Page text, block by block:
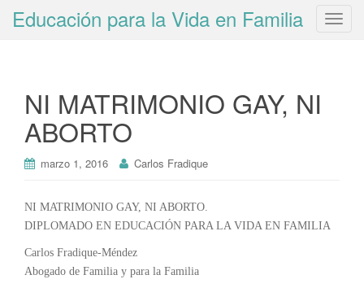
T
Educación para la Vida en Familia
NI MATRIMONIO GAY, NI
ABORTO
marzo 1, 2016 Carlos Fradique
NI MATRIMONIO GAY, NI ABORTO.
DIPLOMADO EN EDUCACIÓN PARA LA VIDA EN FAMILIA
Carlos Fradique-Méndez
Abogado de Familia y para la Familia